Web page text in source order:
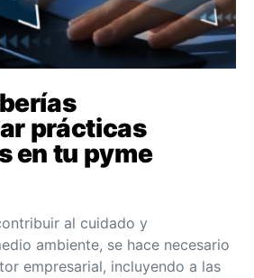
prácticas
en tu pyme
al cuidado y
ambiente, se hace necesario
empresarial, incluyendo a las